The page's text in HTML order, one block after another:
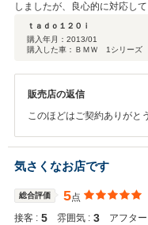
しましたが、良心的に対応し
探しで『ビックオート』に行
す。
ｔａｄｏ１２０ｉ
購入年月： 2013/01
購入した車：ＢＭＷ 1シリー
販売店の返信
このほどはご契約ありがと
後とも末永いお付き合いど
気さくなお店です
総合評価 5点
接客 : 5 雰囲気 : 3 アフタ